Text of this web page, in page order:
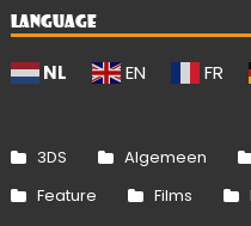
LANGUAGE
NL EN FR
3DS Algemeen
Feature
Films